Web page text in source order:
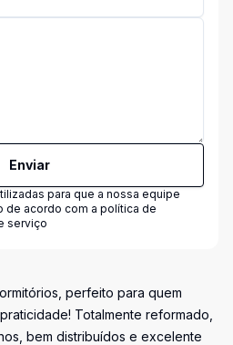
Enviar
para que a nossa equipe
de acordo com a política de
serviço
perfeito para quem
Totalmente reformado,
bem distribuídos e excelente